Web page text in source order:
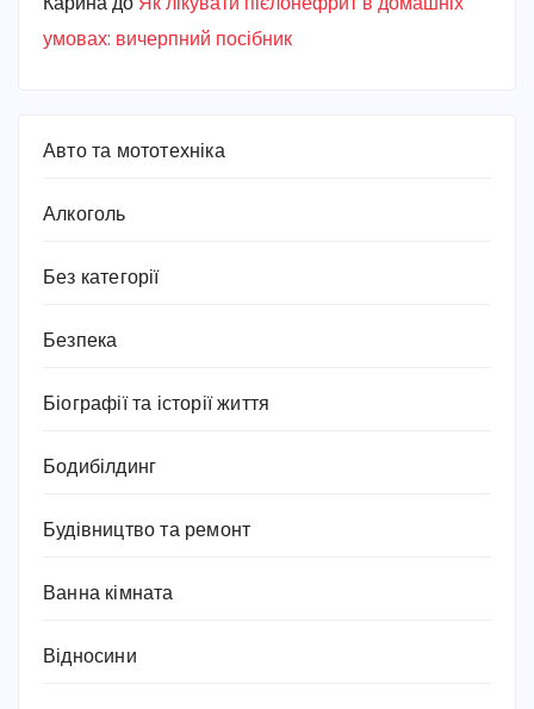
Карина до Як лікувати пієлонефрит в домашніх
умовах: вичерпний посібник
Авто та мототехніка
Алкоголь
Без категорії
Безпека
Біографії та історії життя
Бодибілдинг
Будівництво та ремонт
Ванна кімната
Відносини